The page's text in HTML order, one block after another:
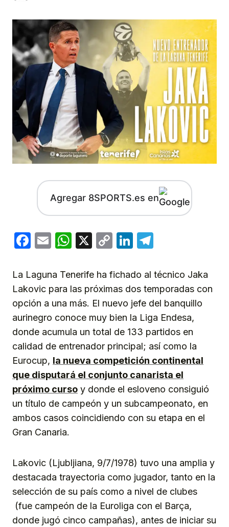
Agregar 8SPORTS.es en
Facebook
EmailWhatsApp
X
CopyLinkedIn
La Laguna Tenerife ha fichado al técnico Jaka
Lakovic para las próximas dos temporadas con
opción a una más. El nuevo jefe del banquillo
aurinegro conoce muy bien la Liga Endesa,
donde acumula un total de 133 partidos en
calidad de entrenador principal; así como la
Eurocup, la nueva competición continental
que disputará el conjunto canarista el
próximo curso y donde el esloveno consiguió
un título de campeón y un subcampeonato, en
ambos casos coincidiendo con su etapa en el
Gran Canaria.
Lakovic (Ljubljiana, 9/7/1978) tuvo una amplia y
destacada trayectoria como jugador, tanto en la
selección de su país como a nivel de clubes
(fue campeón de la Euroliga con el Barça,
donde jugó cinco campañas), antes de iniciar su